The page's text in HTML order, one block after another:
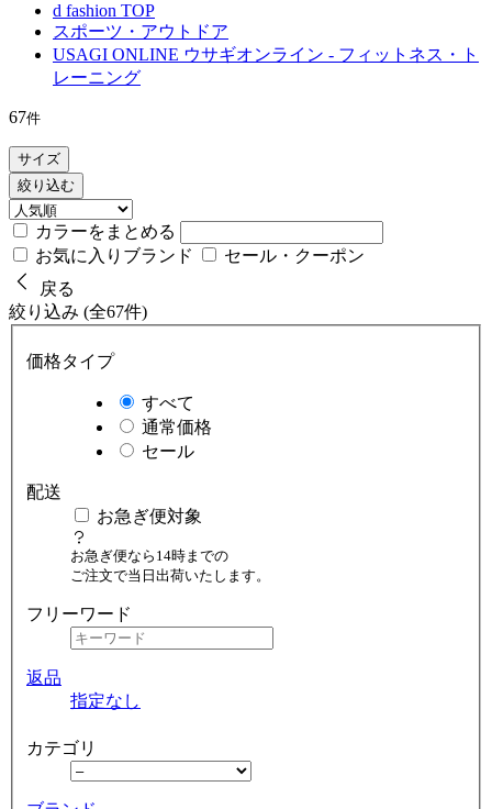
d fashion TOP
スポーツ・アウトドア
USAGI ONLINE ウサギオンライン - フィットネス・ト
レーニング
67件
サイズ
絞り込む
カラーをまとめる
お気に入りブランド
セール・クーポン
戻る
絞り込み (全67件)
価格タイプ
すべて
通常価格
セール
配送
お急ぎ便対象
お急ぎ便なら14時までの
ご注文で当日出荷いたします。
フリーワード
返品
指定なし
カテゴリ